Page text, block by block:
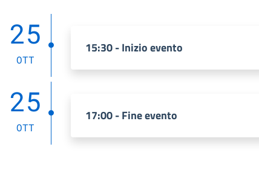
25
OTT
15:30 - Inizio evento
25
OTT
17:00 - Fine evento